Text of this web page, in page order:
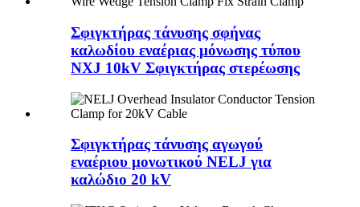
Σφιγκτήρας τάνυσης σφήνας
καλωδίου εναέριας μόνωσης τύπου
NXJ 10kV Σφιγκτήρας στερέωσης
Σφιγκτήρας τάνυσης αγωγού
εναέριου μονωτικού NELJ για
καλώδιο 20 kV